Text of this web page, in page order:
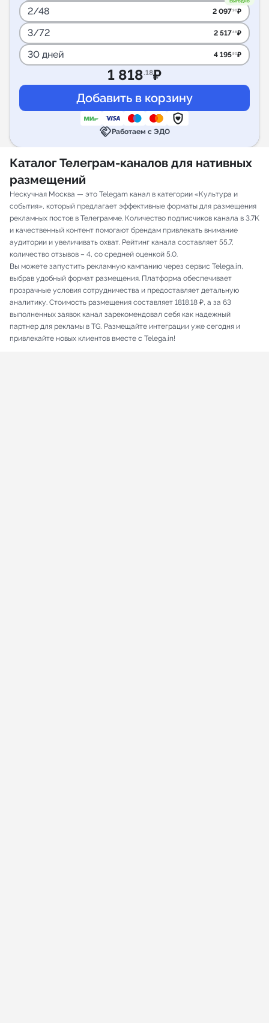
2/48 2 097.90₽
3/72 2 517.48₽
30 дней 4 195.80₽
1 818.18₽
handshakeРаботаем с ЭДО
Каталог Телеграм-каналов для нативных
размещений
Нескучная Москва — это Telegam канал в категории «Культура и
события», который предлагает эффективные форматы для размещения
рекламных постов в Телеграмме. Количество подписчиков канала в 3.7K
и качественный контент помогают брендам привлекать внимание
аудитории и увеличивать охват. Рейтинг канала составляет 55.7,
количество отзывов – 4, со средней оценкой 5.0.
Вы можете запустить рекламную кампанию через сервис Telega.in,
выбрав удобный формат размещения. Платформа обеспечивает
прозрачные условия сотрудничества и предоставляет детальную
аналитику. Стоимость размещения составляет 1818.18 ₽, а за 63
выполненных заявок канал зарекомендовал себя как надежный
партнер для рекламы в TG. Размещайте интеграции уже сегодня и
привлекайте новых клиентов вместе с Telega.in!